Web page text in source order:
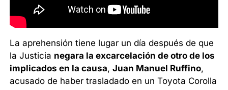
La aprehensión tiene lugar un día después de que
la Justicia negara la excarcelación de otro de los
implicados en la causa,Juan Manuel Ruffino,
acusado de haber trasladado en un Toyota Corolla